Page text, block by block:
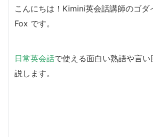
こんにちは！Kimini英会話講師のゴ
Fox です。
日常英会話で使える面白い熟語や言
説します。